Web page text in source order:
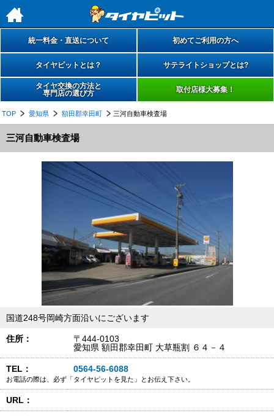
h
統一料金・直送について 初めてご利用の方へ
タイヤピットとは？ サテライトショップとは?
タイヤ交換の方法と
専門店の選び方
取付店様大募集！
TOP 愛知県 額田郡幸田町 三河自動車検査場
三河自動車検査場
国道248号岡崎方面沿いにございます
住所：
〒444-0103
愛知県 額田郡幸田町 大草瓶割 ６４－４
TEL： 0564-56-6088
お電話の際は、必ず「タイヤピットを見た」とお伝え下さい。
URL：